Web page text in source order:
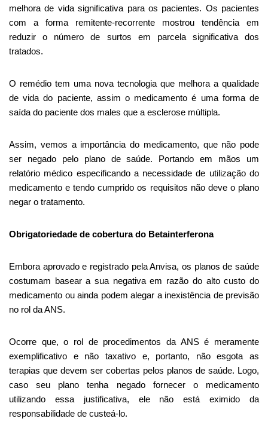
melhora de vida significativa para os pacientes. Os pacientes
com a forma remitente-recorrente mostrou tendência em
reduzir o número de surtos em parcela significativa dos
tratados.
O remédio tem uma nova tecnologia que melhora a qualidade
de vida do paciente, assim o medicamento é uma forma de
saída do paciente dos males que a esclerose múltipla.
Assim, vemos a importância do medicamento, que não pode
ser negado pelo plano de saúde. Portando em mãos um
relatório médico especificando a necessidade de utilização do
medicamento e tendo cumprido os requisitos não deve o plano
negar o tratamento.
Obrigatoriedade de cobertura do Betainterferona
Embora aprovado e registrado pela Anvisa, os planos de saúde
costumam basear a sua negativa em razão do alto custo do
medicamento ou ainda podem alegar a inexistência de previsão
no rol da ANS.
Ocorre que, o rol de procedimentos da ANS é meramente
exemplificativo e não taxativo e, portanto, não esgota as
terapias que devem ser cobertas pelos planos de saúde. Logo,
caso seu plano tenha negado fornecer o medicamento
utilizando essa justificativa, ele não está eximido da
responsabilidade de custeá-lo.